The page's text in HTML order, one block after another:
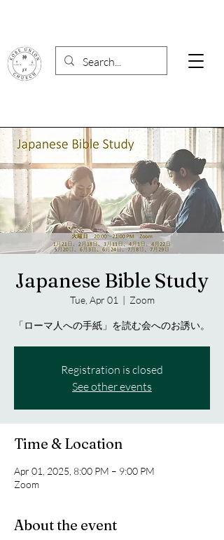
Japanese Bible Study
Tue, Apr 01
  |
Zoom
「ローマ人への手紙」を読む会へのお誘い。
Registration is closed
See other events
Time & Location
Apr 01, 2025, 8:00 PM – 9:00 PM
Zoom
About the event